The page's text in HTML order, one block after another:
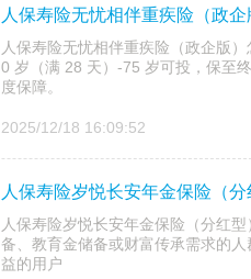
人保寿险无忧相伴重疾险（政
人保寿险无忧相伴重疾险（政企版
0 岁（满 28 天）-75 岁可投，保至
度保障。
2025/12/18 16:09:52
人保寿险岁悦长安年金保险（
人保寿险岁悦长安年金保险（分红
备、教育金储备或财富传承需求的
益的用户